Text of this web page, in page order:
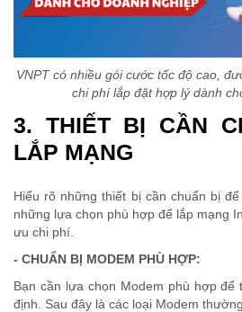
VNPT có nhiều gói cước tốc độ cao,
chi phí lắp đặt hợp lý dành
3. THIẾT BỊ CẦN
LẮP MẠNG
Hiểu rõ những thiết bị cần chuẩn bị
những lựa chọn phù hợp để lắp mạng
ưu chi phí.
- CHUẨN BỊ MODEM PHÙ HỢP:
Bạn cần lựa chọn Modem phù hợp để
định. Sau đây là các loại Modem